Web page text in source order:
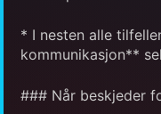
* I nesten alle
kommunikasjon**
### Når beskjeder